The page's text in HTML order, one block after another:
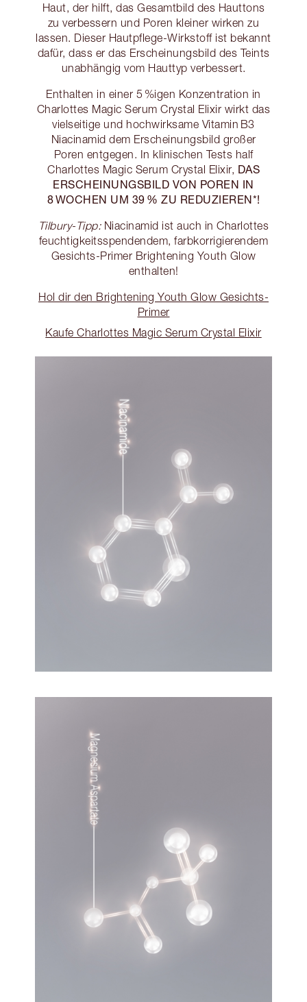
Haut, der hilft, das Gesamtbild des Hauttons
zu verbessern und Poren kleiner wirken zu
lassen. Dieser Hautpflege-Wirkstoff ist bekannt
dafür, dass er das Erscheinungsbild des Teints
unabhängig vom Hauttyp verbessert.
Enthalten in einer 5 %igen Konzentration in
Charlottes Magic Serum Crystal Elixir wirkt das
vielseitige und hochwirksame Vitamin B3
Niacinamid dem Erscheinungsbild großer
Poren entgegen. In klinischen Tests half
Charlottes Magic Serum Crystal Elixir, DAS
ERSCHEINUNGSBILD VON POREN IN
8 WOCHEN UM 39 % ZU REDUZIEREN*!
Tilbury-Tipp:Niacinamid ist auch in Charlottes
feuchtigkeitsspendendem, farbkorrigierendem
Gesichts-Primer Brightening Youth Glow
enthalten!
Hol dir den Brightening Youth Glow Gesichts-
Primer
Kaufe Charlottes Magic Serum Crystal Elixir